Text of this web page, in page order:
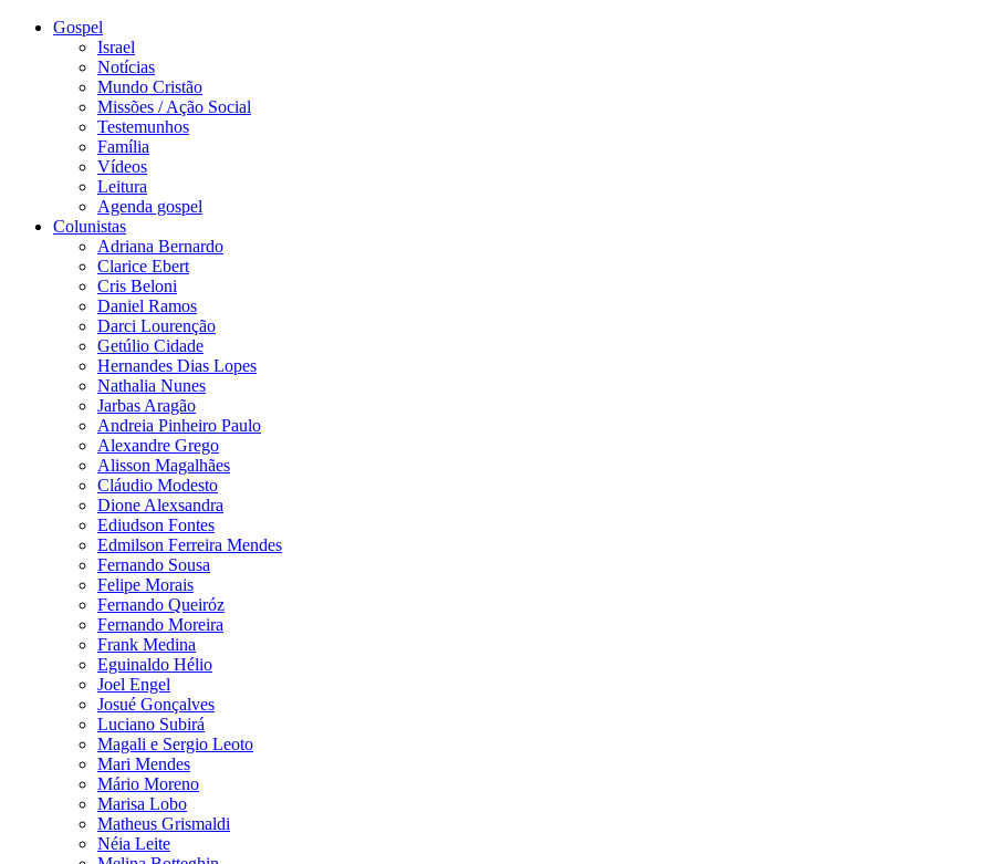
Gospel
Israel
Notícias
Mundo Cristão
Missões / Ação Social
Testemunhos
Família
Vídeos
Leitura
Agenda gospel
Colunistas
Adriana Bernardo
Clarice Ebert
Cris Beloni
Daniel Ramos
Darci Lourenção
Getúlio Cidade
Hernandes Dias Lopes
Nathalia Nunes
Jarbas Aragão
Andreia Pinheiro Paulo
Alexandre Grego
Alisson Magalhães
Cláudio Modesto
Dione Alexsandra
Ediudson Fontes
Edmilson Ferreira Mendes
Fernando Sousa
Felipe Morais
Fernando Queiróz
Fernando Moreira
Frank Medina
Eguinaldo Hélio
Joel Engel
Josué Gonçalves
Luciano Subirá
Magali e Sergio Leoto
Mari Mendes
Mário Moreno
Marisa Lobo
Matheus Grismaldi
Néia Leite